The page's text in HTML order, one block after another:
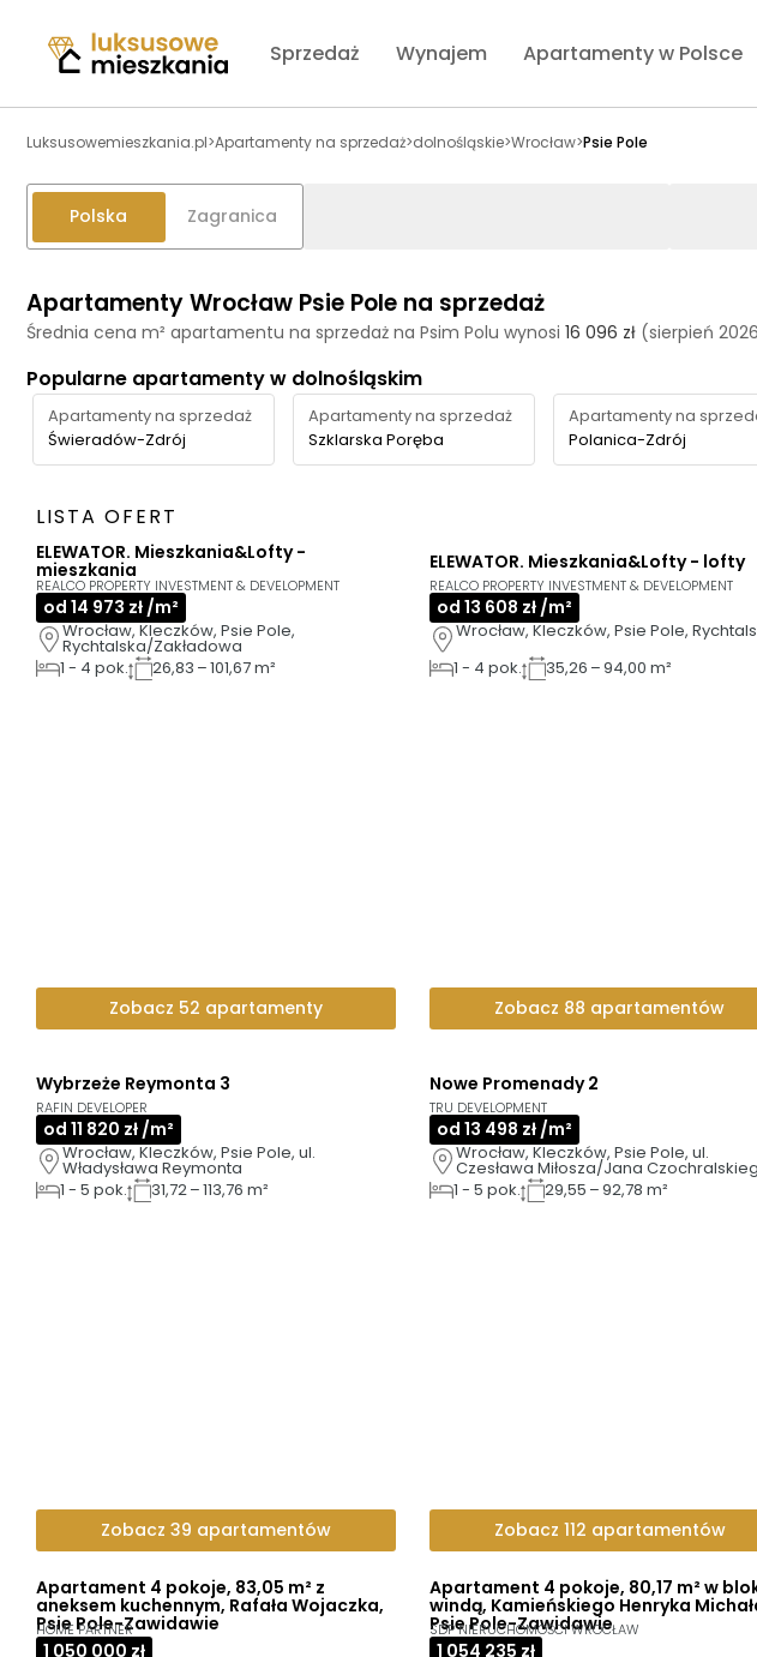
Sprzedaż Wynajem Apartamenty w Polsce
Luksusowemieszkania.pl>Apartamenty na sprzedaż>dolnośląskie>Wrocław>Psie Pole
Polska Zagranica
Apartamenty Wrocław Psie Pole na sprzedaż
Średnia cena m² apartamentu na sprzedaż na Psim Polu wynosi 16 096 zł (sierpień
Popularne apartamenty w dolnośląskim
Apartamenty na sprzedaż
Świeradów-Zdrój
Apartamenty na sprzedaż
Szklarska Poręba
Apartamenty na
Polanica-Zdrój
LISTA OFERT
AI
ELEWATOR. Mieszkania&Lofty -
mieszkania
REALCO PROPERTY INVESTMENT & DEVELOPMENT
od 14 973 zł /m²
Wrocław, Kleczków, Psie Pole,
Rychtalska/Zakładowa
1 - 4 pok. 26,83 – 101,67 m²
Zobacz 52 apartamenty
AI
ELEWATOR. Mieszkania&Lofty - lofty
REALCO PROPERTY INVESTMENT & DEVELOPMENT
od 13 608 zł /m²
1 - 4 pok. 35,26 – 94,00 m²
Zobacz 88 apartamentów
3D AI GOTOWE DO ODBIORU
Wybrzeże Reymonta 3
RAFIN DEVELOPER
od 11 820 zł /m²
Wrocław, Kleczków, Psie Pole, ul.
Władysława Reymonta
1 - 5 pok. 31,72 – 113,76 m²
Zobacz 39 apartamentów
Nowe Promenady 2
TRU DEVELOPMENT
od 13 498 zł /m²
Wrocław, Kleczków, Psie Pole, ul.
Czesława Miłosza/Jana
1 - 5 pok. 29,55 – 92,78 m²
Zobacz 112 apartamentów
Apartament 4 pokoje, 83,05 m² z
aneksem kuchennym, Rafała Wojaczka,
Psie Pole-Zawidawie
HOME PARTNER
1 050 000 zł
Apartament 4 pokoje, 80,17 m² w
windą, Kamieńskiego Henryka
Psie Pole-Zawidawie
SDP NIERUCHOMOŚCI WROCŁAW
1 054 235 zł